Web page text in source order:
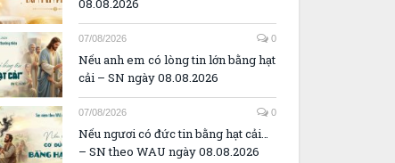
07/08/2026 0
Nếu anh em có lòng tin lớn bằng hạt
cải – SN ngày 08.08.2026
07/08/2026 0
Nếu ngươi có đức tin bằng hạt cải…
– SN theo WAU ngày 08.08.2026